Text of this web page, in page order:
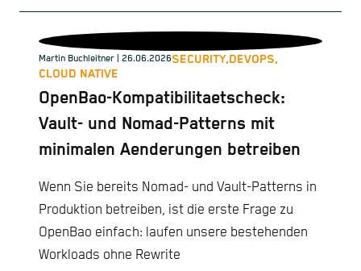
Martin Buchleitner | 26.06.2026SECURITY,DEVOPS,
CLOUD NATIVE
OpenBao-Kompatibilitaetscheck:
Vault- und Nomad-Patterns mit
minimalen Aenderungen betreiben
Wenn Sie bereits Nomad- und Vault-Patterns in
Produktion betreiben, ist die erste Frage zu
OpenBao einfach: laufen unsere bestehenden
Workloads ohne Rewrite